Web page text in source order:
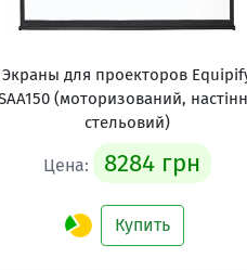
Экраны для проекторов
(моторизований,
стельовий)
Цена: 8284 грн
Купить